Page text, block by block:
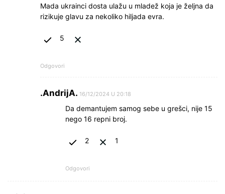
Mada ukrainci dosta ulažu u mladež koja je željna da
rizikuje glavu za nekoliko hiljada evra.
5
Odgovori
.AndrijA. 16/12/2024 U 20:18
Da demantujem samog sebe u grešci, nije 15
nego 16 repni broj.
2 1
Odgovori